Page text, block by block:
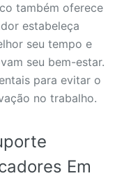
também oferece
estabeleça
seu tempo e
seu bem-estar.
para evitar o
no trabalho.
Em